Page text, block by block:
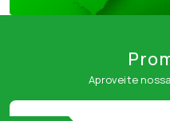
Aproveite